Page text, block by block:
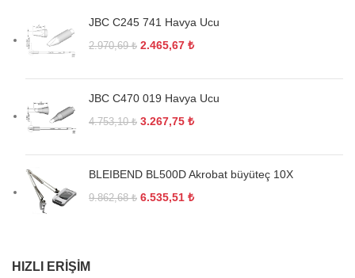
JBC C245 741 Havya Ucu
2.970,69₺ 2.465,67 ₺
JBC C470 019 Havya Ucu
4.753,10₺ 3.267,75 ₺
BLEIBEND BL500D Akrobat büyüteç 10X
9.862,68₺ 6.535,51 ₺
HIZLI ERIŞIM